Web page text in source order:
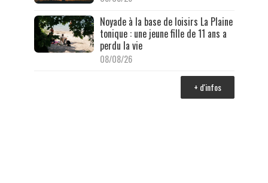
Noyade à la base de loisirs La Plaine
tonique : une jeune fille de 11 ans a
perdu la vie
08/08/26
+ d'infos